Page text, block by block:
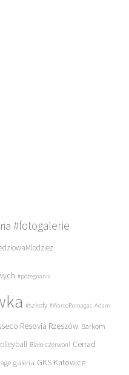
#fotogalerie
#pożegnania
#szkoły #WartoPomagac Adam
Resovia Rzeszów Barkom
Biało-czerwoni Cerrad
galeria GKS Katowice